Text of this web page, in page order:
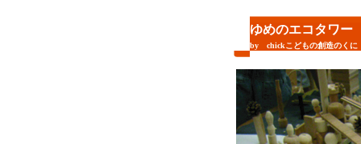
ゆめのエコタワー
by chickこどもの創造のくに